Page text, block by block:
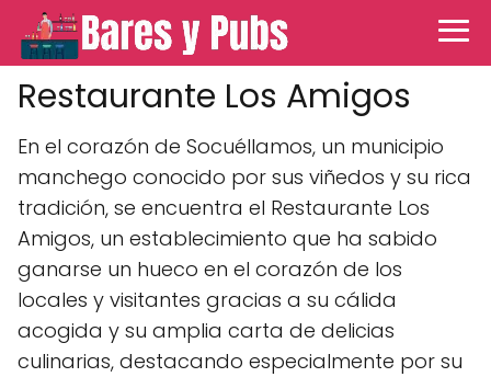
Restaurante Los Amigos
En el corazón de Socuéllamos, un municipio
manchego conocido por sus viñedos y su rica
tradición, se encuentra el Restaurante Los
Amigos, un establecimiento que ha sabido
ganarse un hueco en el corazón de los
locales y visitantes gracias a su cálida
acogida y su amplia carta de delicias
culinarias, destacando especialmente por su